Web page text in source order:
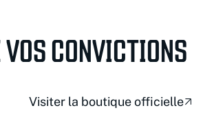
CONVICTIONS
Visiter la boutique officielle